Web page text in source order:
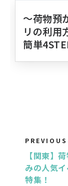
〜荷物預
リの利用
簡単
【関東】
みの人気
特集！